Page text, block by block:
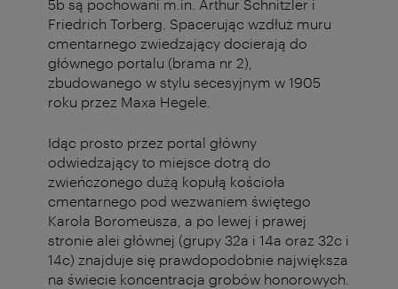
5b są pochowani m.in. Arthur Schnitzler i
Friedrich Torberg. Spacerując wzdłuż muru
cmentarnego zwiedzający docierają do
głównego portalu (brama nr 2),
zbudowanego w stylu secesyjnym w 1905
roku przez Maxa Hegele.
Idąc prosto przez portal główny
odwiedzający to miejsce dotrą do
zwieńczonego dużą kopułą kościoła
cmentarnego pod wezwaniem świętego
Karola Boromeusza, a po lewej i prawej
stronie alei głównej (grupy 32a i 14a oraz 32c i
14c) znajduje się prawdopodobnie największa
na świecie koncentracja grobów honorowych.